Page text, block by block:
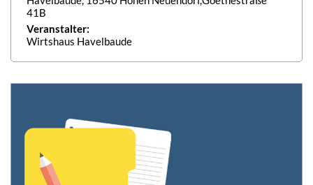
41B
Veranstalter:
Wirtshaus Havelbaude